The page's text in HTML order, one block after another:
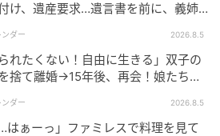
け、遺産要求…遺言書を前に、義姉
ダー 2026.8.5
れたくない！自由に生きる」双子の
捨て離婚→15年後、再会！娘たち
ダー 2026.8.5
はぁーっ」ファミレスで料理を見て